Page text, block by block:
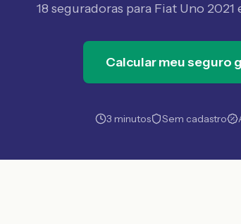
18 seguradoras para Fiat Uno
Calcular meu seguro
3 minutos Sem cadastro